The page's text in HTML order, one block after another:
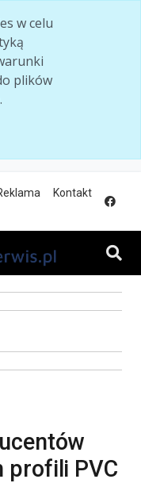
w celu
plików
Kontakt
profili PVC